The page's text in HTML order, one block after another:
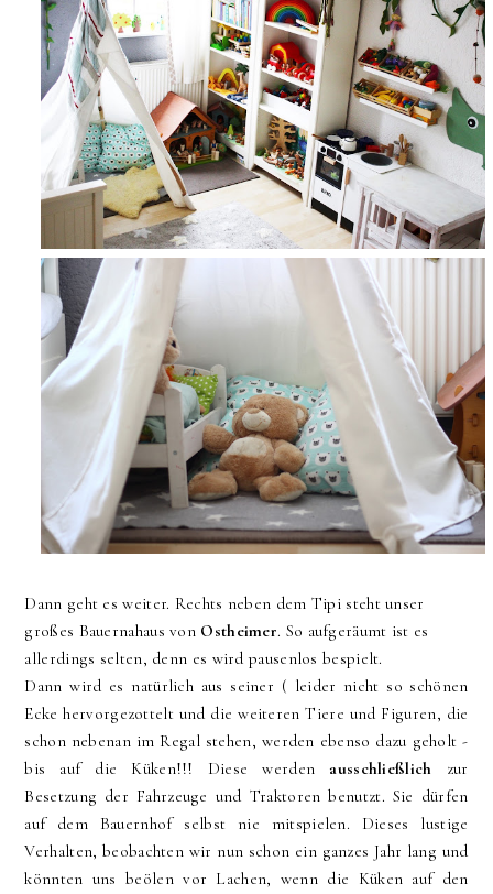
Dann geht es weiter. Rechts neben dem Tipi steht unser
großes Bauernahaus von Ostheimer. So aufgeräumt ist es
allerdings selten, denn es wird pausenlos bespielt.
Dann wird es natürlich aus seiner ( leider nicht so schönen
Ecke hervorgezottelt und die weiteren Tiere und Figuren, die
schon nebenan im Regal stehen, werden ebenso dazu geholt -
bis auf die Küken!!! Diese werden ausschließlich zur
Besetzung der Fahrzeuge und Traktoren benutzt. Sie dürfen
auf dem Bauernhof selbst nie mitspielen. Dieses lustige
Verhalten, beobachten wir nun schon ein ganzes Jahr lang und
könnten uns beölen vor Lachen, wenn die Küken auf den